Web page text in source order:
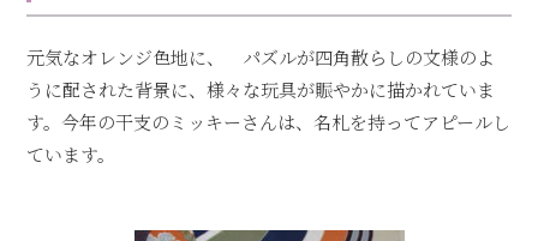
元気なオレンジ色地に、 パズルが四角散らしの文様のよ
うに配された背景に、様々な玩具が賑やかに描かれていま
す。今年の干支のミッキーさんは、名札を持ってアピールし
ています。